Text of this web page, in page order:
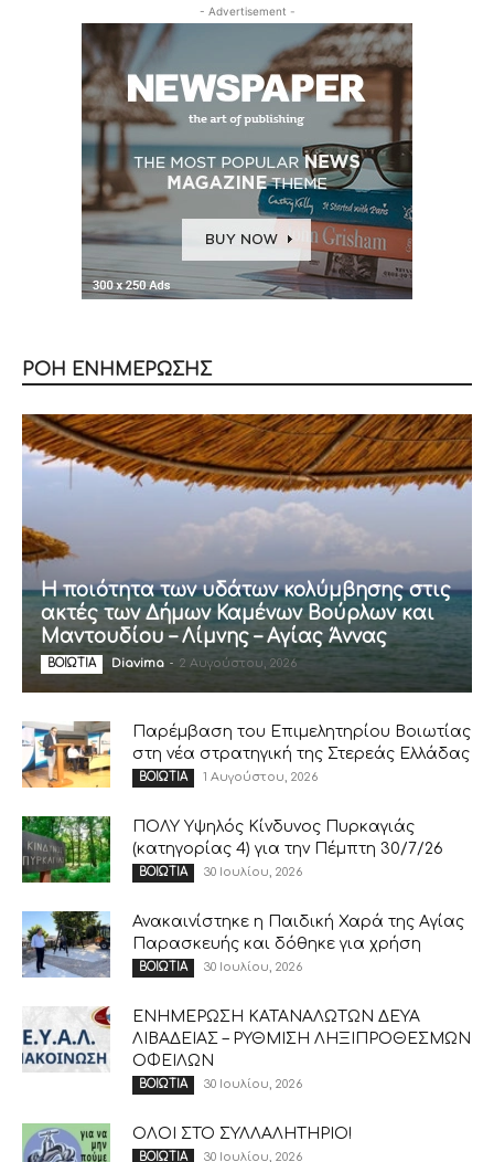
- Advertisement -
ΡΟΗ ΕΝΗΜΕΡΩΣΗΣ
Η ποιότητα των υδάτων κολύμβησης στις
ακτές των Δήμων Καμένων Βούρλων και
Μαντουδίου – Λίμνης – Αγίας Άννας
ΒΟΙΩΤΙΑ Diavima - 2 Αυγούστου, 2026
Παρέμβαση του Επιμελητηρίου Βοιωτίας
στη νέα στρατηγική της Στερεάς Ελλάδας
ΒΟΙΩΤΙΑ 1 Αυγούστου, 2026
ΠΟΛΥ Υψηλός Κίνδυνος Πυρκαγιάς
(κατηγορίας 4) για την Πέμπτη 30/7/26
ΒΟΙΩΤΙΑ 30 Ιουλίου, 2026
Ανακαινίστηκε η Παιδική Χαρά της Αγίας
Παρασκευής και δόθηκε για χρήση
ΒΟΙΩΤΙΑ 30 Ιουλίου, 2026
ΕΝΗΜΕΡΩΣΗ ΚΑΤΑΝΑΛΩΤΩΝ ΔΕΥΑ
ΛΙΒΑΔΕΙΑΣ – ΡΥΘΜΙΣΗ ΛΗΞΙΠΡΟΘΕΣΜΩΝ
ΟΦΕΙΛΩΝ
ΒΟΙΩΤΙΑ 30 Ιουλίου, 2026
ΟΛΟΙ ΣΤΟ ΣΥΛΛΑΛΗΤΗΡΙΟ!
ΒΟΙΩΤΙΑ 30 Ιουλίου, 2026